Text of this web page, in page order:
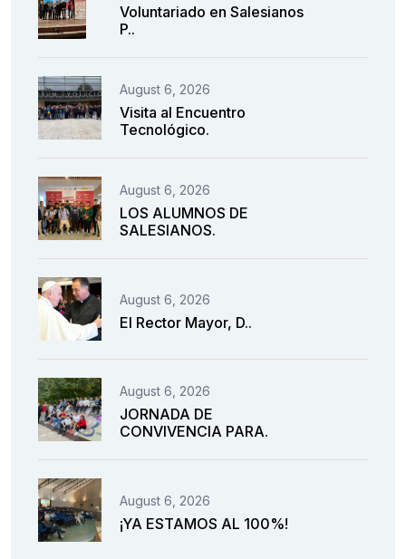
Voluntariado en Salesianos
P..
August 6, 2026
Visita al Encuentro
Tecnológico.
August 6, 2026
LOS ALUMNOS DE
SALESIANOS.
August 6, 2026
El Rector Mayor, D..
August 6, 2026
JORNADA DE
CONVIVENCIA PARA.
August 6, 2026
¡YA ESTAMOS AL 100%!